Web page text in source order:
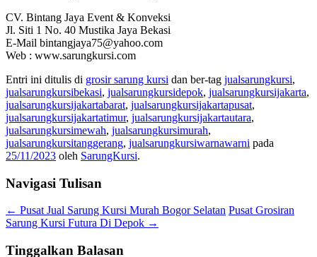
CV. Bintang Jaya Event & Konveksi
Jl. Siti 1 No. 40 Mustika Jaya Bekasi
E-Mail bintangjaya75@yahoo.com
Web : www.sarungkursi.com
Entri ini ditulis di grosir sarung kursi dan ber-tag jualsarungkursi,
jualsarungkursibekasi, jualsarungkursidepok, jualsarungkursijakarta,
jualsarungkursijakartabarat, jualsarungkursijakartapusat,
jualsarungkursijakartatimur, jualsarungkursijakartautara,
jualsarungkursimewah, jualsarungkursimurah,
jualsarungkursitanggerang, jualsarungkursiwarnawarni pada
25/11/2023 oleh SarungKursi.
Navigasi Tulisan
← Pusat Jual Sarung Kursi Murah Bogor Selatan Pusat Grosiran
Sarung Kursi Futura Di Depok →
Tinggalkan Balasan